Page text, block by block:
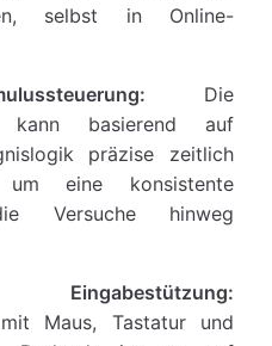
selbst in Online-
Die
kann basierend auf
präzise zeitlich
eine konsistente
Versuche hinweg
Eingabestützung:
Maus, Tastatur und